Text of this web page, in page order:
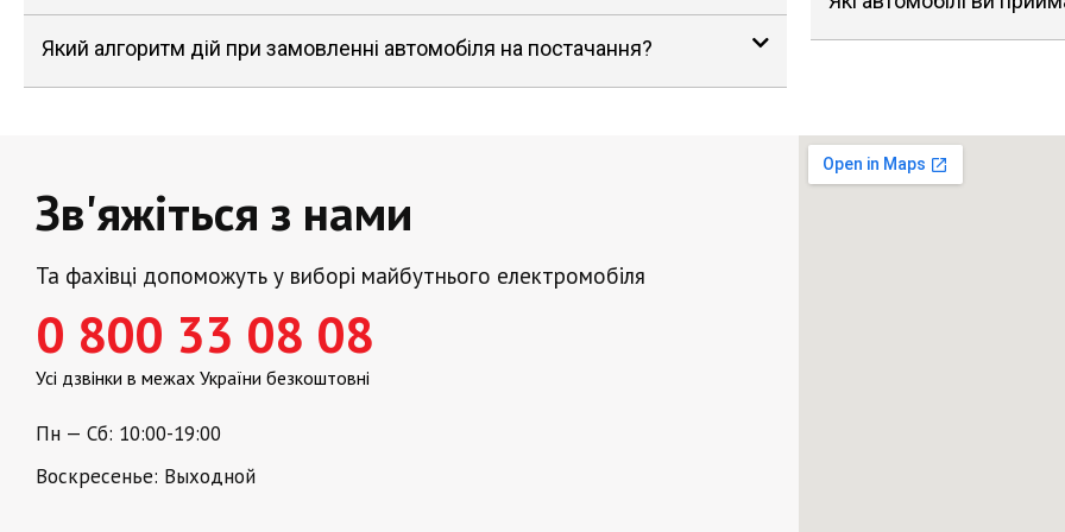
Який алгоритм дій при замовленні автомобіля на постачання?
Зв'яжіться з нами
Та фахівці допоможуть у виборі майбутнього електромобіля
0 800 33 08 08
Усі дзвінки в межах України безкоштовні
Пн — Сб: 10:00-19:00
Воскресенье: Выходной